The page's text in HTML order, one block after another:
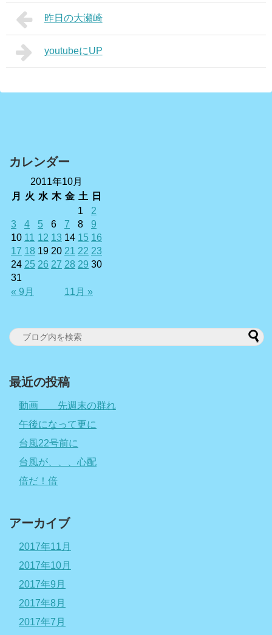
昨日の大瀬崎
youtubeにUP
カレンダー
2011年10月
月
火 水 木 金 土 日
« 9月 11月 »
1
2
3
4 5 6 7 8
9
10 11 12 13 14 15 16
17 18 19 20 21 22 23
24 25 26 27 28 29 30
31
最近の投稿
動画 先週末の群れ
午後になって更に
台風22号前に
台風が、、、心配
倍だ！倍
アーカイブ
2017年11月
2017年10月
2017年9月
2017年8月
2017年7月